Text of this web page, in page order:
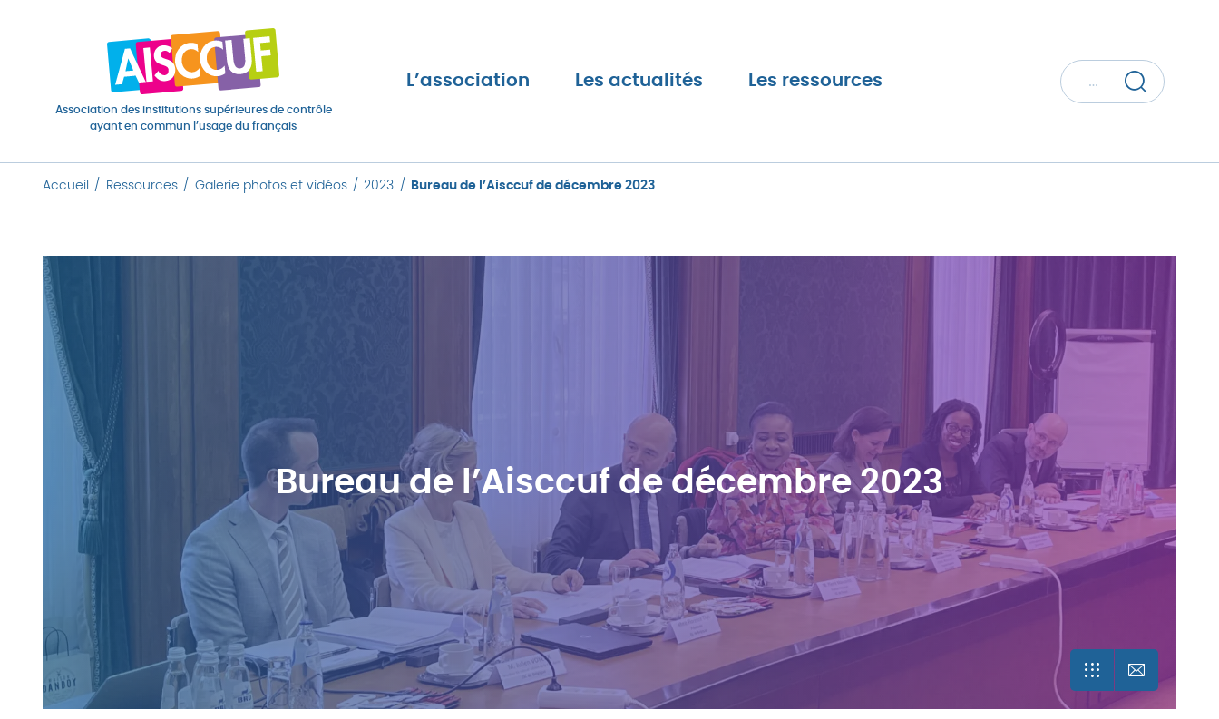
Association des institutions supérieures de contrôle
ayant en commun l’usage du français
L’association Les actualités Les ressources
Accueil Ressources Galerie photos et vidéos 2023 Bureau de l’Aisccuf de décembre 2023
Bureau de l’Aisccuf de décembre 2023